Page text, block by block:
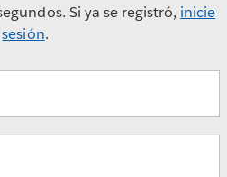
Si ya se registró, inicie
sesión.